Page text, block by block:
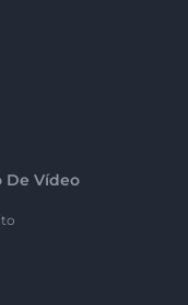
De Vídeo